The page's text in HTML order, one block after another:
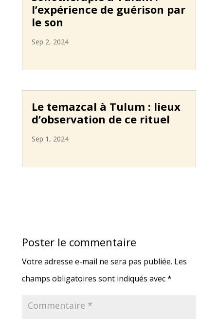
l’expérience de guérison par
le son
Sep 2, 2024
Le temazcal à Tulum : lieux
d’observation de ce rituel
Sep 1, 2024
Poster le commentaire
Votre adresse e-mail ne sera pas publiée. Les
champs obligatoires sont indiqués avec*